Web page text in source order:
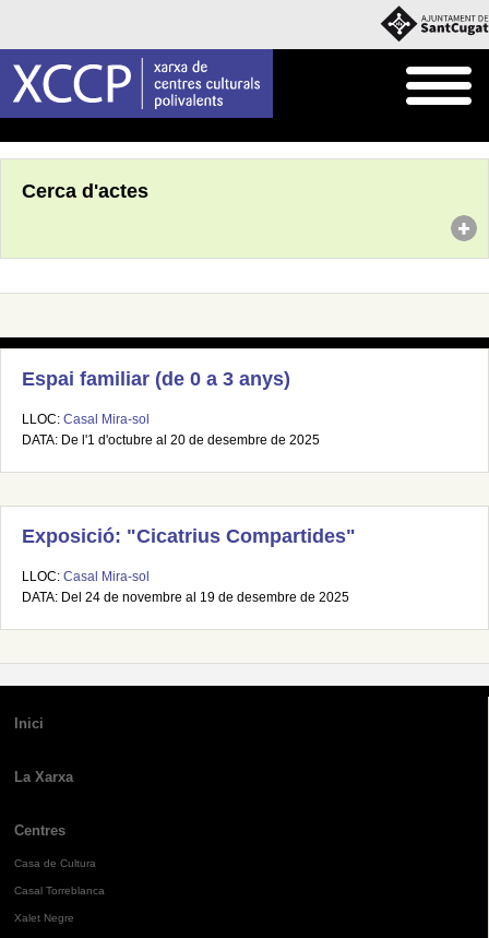
Cerca d'actes
Espai familiar (de 0 a 3 anys)
LLOC: Casal Mira-sol
DATA: De l'1 d'octubre al 20 de desembre de 2025
Exposició: "Cicatrius Compartides"
LLOC: Casal Mira-sol
DATA: Del 24 de novembre al 19 de desembre de 2025
Inici
La Xarxa
Centres
Casa de Cultura
Casal Torreblanca
Xalet Negre